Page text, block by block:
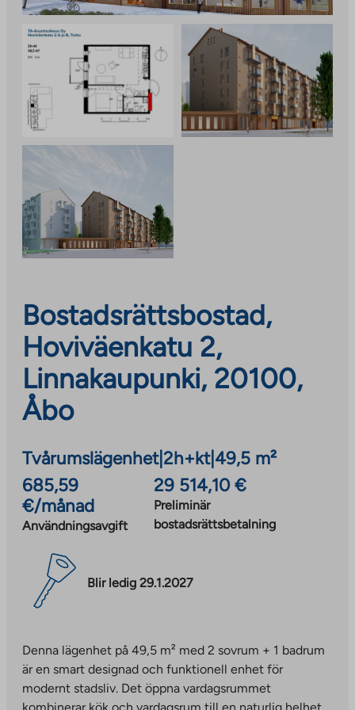
Bostadsrättsbostad,
Hoviväenkatu 2,
Linnakaupunki, 20100,
Åbo
Tvårumslägenhet|2h+kt| 49,5 m²
685,59
€/månad
Användningsavgift
29 514,10 €
Preliminär
bostadsrättsbetalning
Blir ledig 29.1.2027
Denna lägenhet på 49,5 m² med 2 sovrum + 1 badrum
är en smart designad och funktionell enhet för
modernt stadsliv. Det öppna vardagsrummet